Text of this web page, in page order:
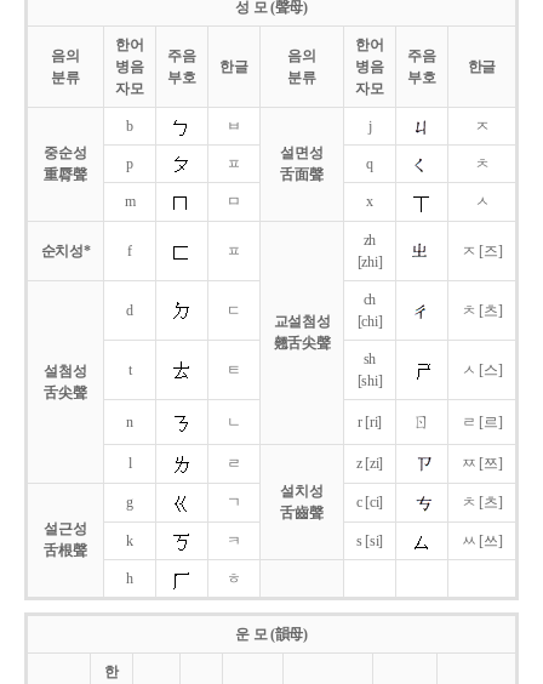
성 모 (聲母)
음의
분류
한어
병음
자모
주음
부호
한글
음의
분류
한어
병음
자모
주음
부호
한글
중순성
重脣聲
b
ㅂ
설면성
舌面聲
j ㅈ
p ㅍ q ㅊ
m ㅁ x ㅅ
순치성* f ㅍ
교설첨성
翹舌尖聲
zh
[zhi]
ㅈ [즈]
설첨성
舌尖聲
d ㄷ
ch
[chi]
ㅊ [츠]
t ㅌ
sh
[shi]
ㅅ [스]
n ㄴ r [ri] ㄖ ㄹ [르]
l
ㄹ
설치성
舌齒聲
z [zi] ㅉ [쯔]
설근성
舌根聲
g ㄱ c [ci] ㅊ [츠]
k ㅋ s [si] ㅆ [쓰]
h ㅎ
운 모 (韻母)
한